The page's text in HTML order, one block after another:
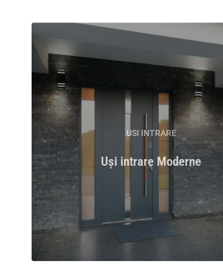
USI INTRARE
Uși intrare Moderne